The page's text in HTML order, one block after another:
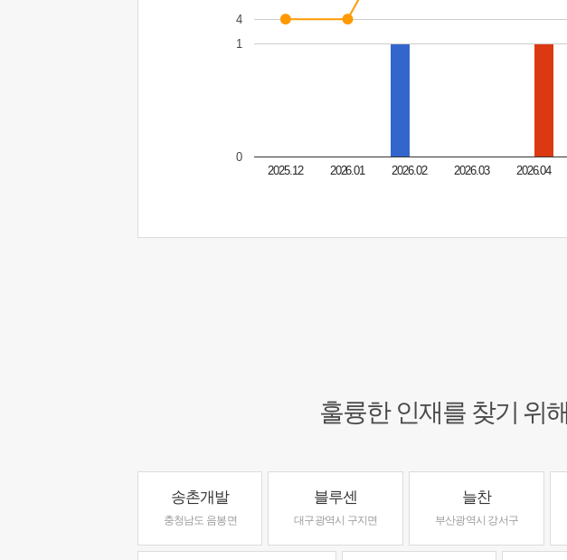
2025.12 2026.01 2026.02 2026.03 2026.04
0
1
4
훌륭한 인재를 찾기 위해
송촌개발
충청남도 음봉면
블루센
대구광역시 구지면
늘찬
부산광역시 강서구